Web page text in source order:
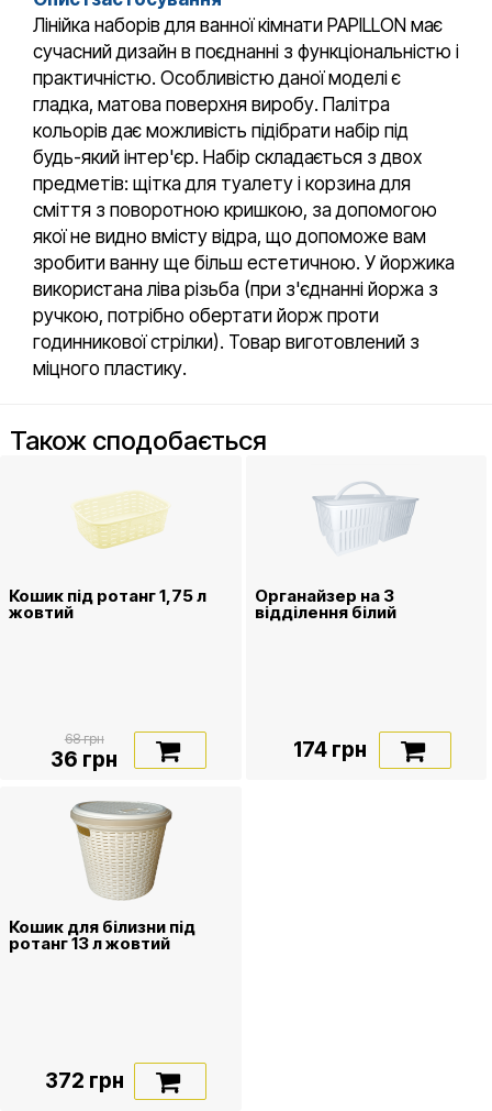
Лінійка наборів для ванної кімнати PAPILLON має
сучасний дизайн в поєднанні з функціональністю і
практичністю. Особливістю даної моделі є
гладка, матова поверхня виробу. Палітра
кольорів дає можливість підібрати набір під
будь-який інтер'єр. Набір складається з двох
предметів: щітка для туалету і корзина для
сміття з поворотною кришкою, за допомогою
якої не видно вмісту відра, що допоможе вам
зробити ванну ще більш естетичною. У йоржика
використана ліва різьба (при з'єднанні йоржа з
ручкою, потрібно обертати йорж проти
годинникової стрілки). Товар виготовлений з
міцного пластику.
Також сподобається
Кошик під ротанг 1,75 л
жовтий
36 грн
68 грн
Органайзер на 3
відділення білий
174 грн
Кошик для білизни під
ротанг 13 л жовтий
372 грн